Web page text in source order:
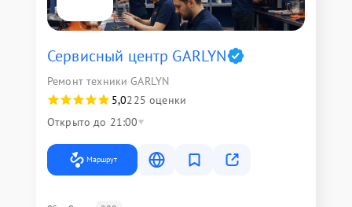
Сервисный центр GARLYN
Ремонт техники GARLYN
5,0225 оценки
Открыто до 21:00
Маршрут